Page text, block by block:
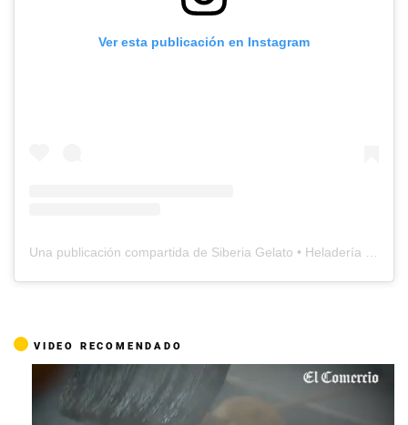
Ver esta publicación en Instagram
VIDEO RECOMENDADO